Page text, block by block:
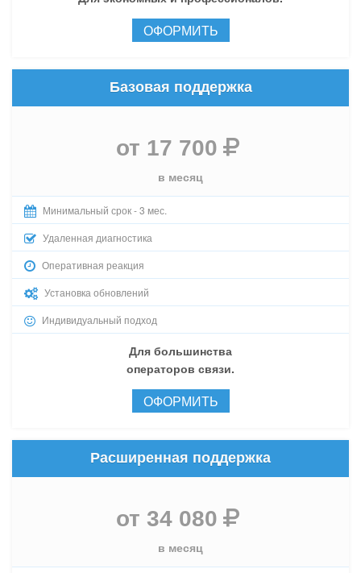
ОФОРМИТЬ
Базовая поддержка
от 17 700
в меcяц
Минимальный срок - 3 мес.
Удаленная диагностика
Оперативная реакция
Установка обновлений
Индивидуальный подход
Для большинства
операторов связи.
ОФОРМИТЬ
Расширенная поддержка
от 34 080
в месяц